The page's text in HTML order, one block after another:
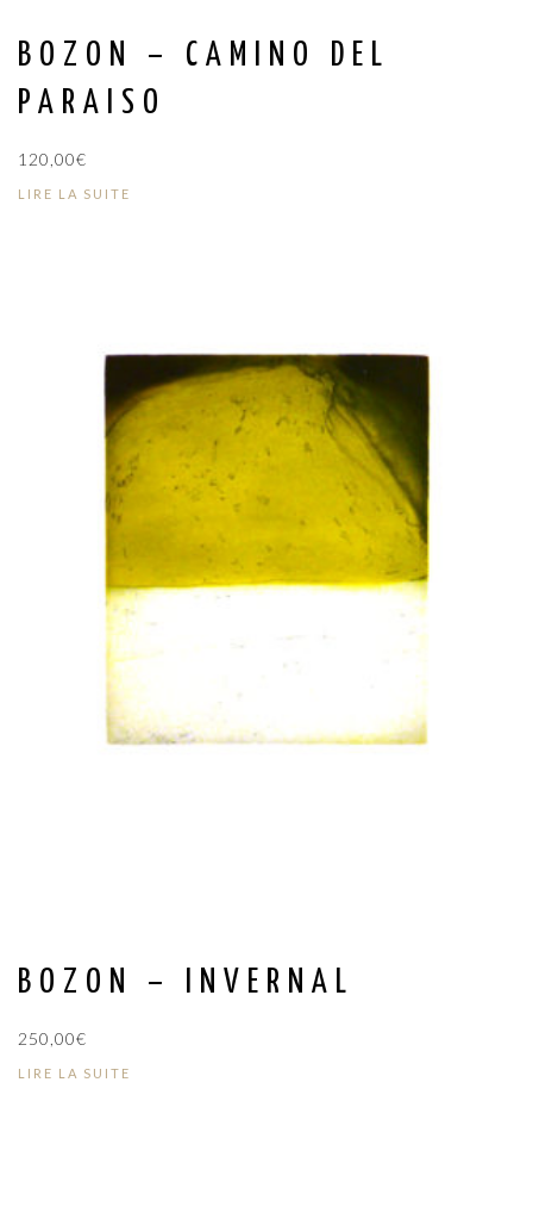
BOZON – CAMINO DEL
PARAISO
120,00€
LIRE LA SUITE
BOZON – INVERNAL
250,00€
LIRE LA SUITE